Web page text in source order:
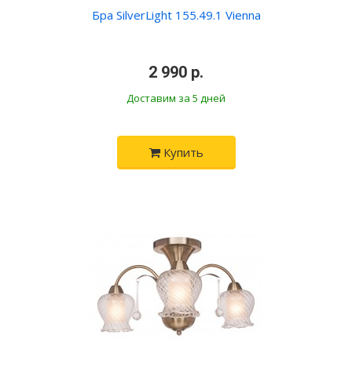
Бра SilverLight 155.49.1 Vienna
2 990 р.
Доставим за 5 дней
Купить